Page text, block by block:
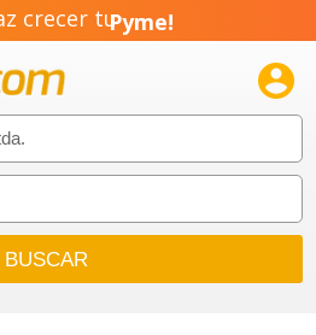
crecer tuPyme!
Emprendimiento!
